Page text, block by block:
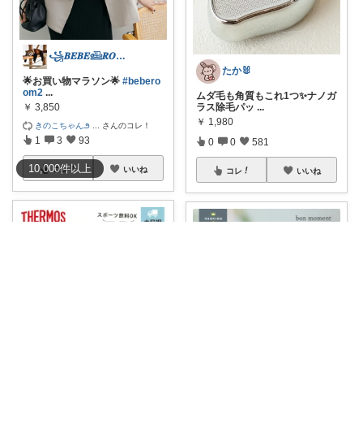
10,000件以上
꧁𝑩𝑬𝑩𝑬𓊝𝑹𝑶𝑶𝑴꧂
🌟お買い物マラソン🌟 #bebero
om2 ...
￥ 3,850
きのこちゃん౨ さんのコレ！
1 3 93
コレ いいね
たか🐰
ムダ毛も角質もこれ1つ✨ナノガ
ラス除毛パッ ...
￥ 1,980
0 0 581
コレ いいね